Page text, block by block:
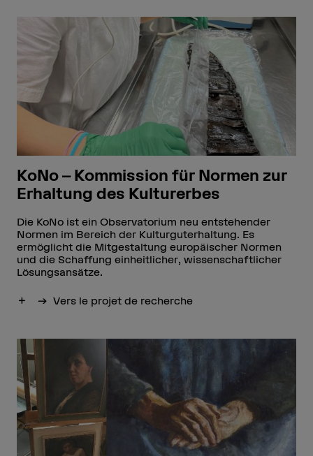
KoNo – Kommission für Normen zur
Erhaltung des Kulturerbes
Die KoNo ist ein Observatorium neu entstehender
Normen im Bereich der Kulturguterhaltung. Es
ermöglicht die Mitgestaltung europäischer Normen
und die Schaffung einheitlicher, wissenschaftlicher
Lösungsansätze.
Afficher plus
Vers le projet de recherche